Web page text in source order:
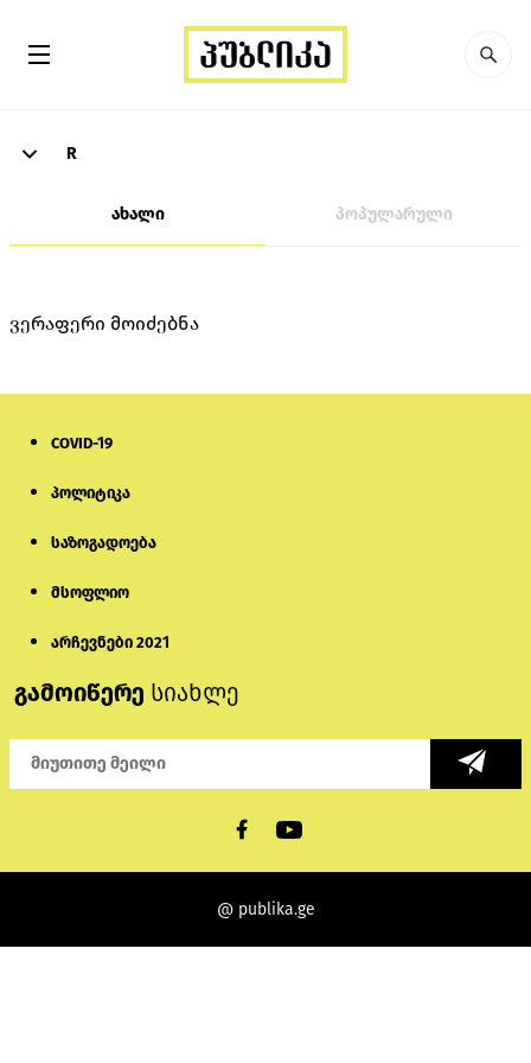
R
ახალი პოპულარული
ვერაფერი მოიძებნა
COVID-19
პოლიტიკა
საზოგადოება
მსოფლიო
არჩევნები 2021
გამოიწერე სიახლე
@ publika.ge